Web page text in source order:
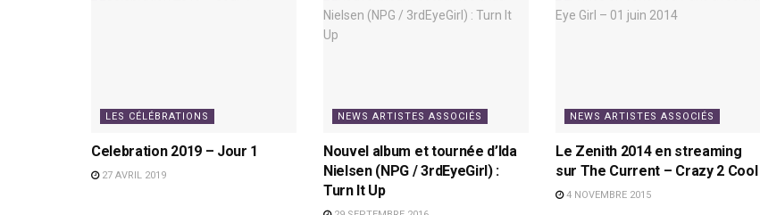
LES CÉLÉBRATIONS
Celebration 2019 – Jour 1
27 AVRIL 2019
NEWS ARTISTES ASSOCIÉS
Nouvel album et tournée d’Ida
Nielsen (NPG / 3rdEyeGirl) :
Turn It Up
NEWS ARTISTES ASSOCIÉS
Le Zenith 2014 en streaming
sur The Current – Crazy 2 Cool
4 NOVEMBRE 2015